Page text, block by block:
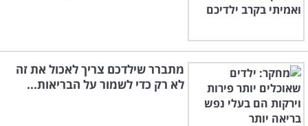
מתברר שילדכם צריך לאכול את זה
לא רק כדי לשמור על הבריאות...